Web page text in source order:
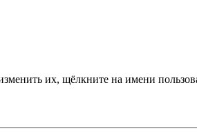
их, щёлкните на имени